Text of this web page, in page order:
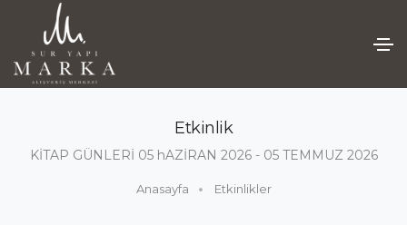
Etkinlik
KİTAP GÜNLERİ 05 hAZİRAN 2026 - 05 TEMMUZ 2026
Anasayfa Etkinlikler